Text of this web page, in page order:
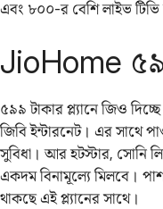
এবং ৮০০-র বেশি লাইভ টিভি
JioHome
৫৯৯ টাকার প্ল্যানে জিও
জিবি ইন্টারনেট। এর সাথে
সুবিধা। আর হটস্টার, সোনি
একদম বিনামূল্যে মিলবে।
থাকছে এই প্ল্যানের সাথে।